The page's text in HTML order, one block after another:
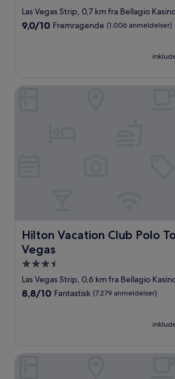
stjernet
overnatningssted
Las Vegas Strip, 0,7 km fra Bellagio
9.0
anmeldelser)
9,0/10 Fremragende (1.006 anmeldelser)
Hilton Vacation Club Polo
Vegas
Hilton Vacation Club Polo Towers
3.5-
stjernet
overnatningssted
Las Vegas Strip, 0,6 km fra Bellagio
8.8
anmeldelser)
8,8/10 Fantastisk (7.279 anmeldelser)
Treasure Island TI Las Vegas -